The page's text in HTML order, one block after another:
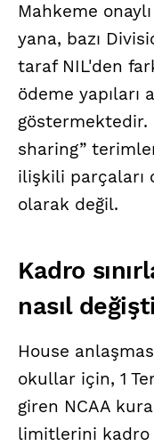
Mahkeme
yana, bazı
taraf NIL'den
ödeme yapıları
göstermektedir.
sharing”
ilişkili parçaları
olarak değil.
Kadro
nasıl
House
okullar için, 1
giren NCAA
limitlerini